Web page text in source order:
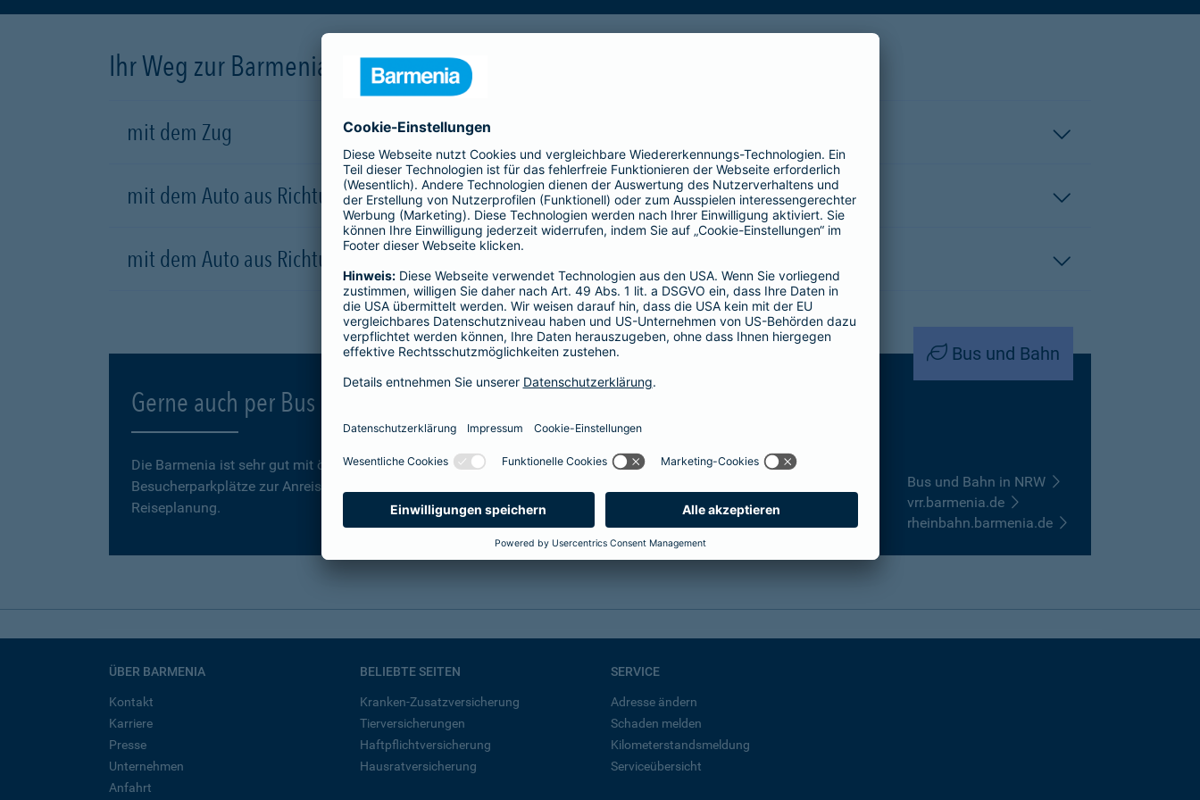
Ihr Weg zur Barmenia
mit dem Zug
mit dem Auto aus Richtung Dortmund oder Köln (A1)
mit dem Auto aus Richtung Düsseldorf oder Essen
Bus und Bahn
Gerne auch per Bus und Bahn
Die Barmenia ist sehr gut mit öffentlichen Verkehrsmitteln zu erreichen. Auch wenn die großzügigen
Besucherparkplätze zur Anreise mit dem Auto verlocken, hier ein paar Links für eine "nachhaltige"
Reiseplanung.
Bus und Bahn in NRW
vrr.barmenia.de
rheinbahn.barmenia.de
ÜBER BARMENIA
Kontakt
Karriere
Presse
Unternehmen
Anfahrt
BELIEBTE SEITEN
Kranken-Zusatzversicherung
Tierversicherungen
Haftpflichtversicherung
Hausratversicherung
SERVICE
Adresse ändern
Schaden melden
Kilometerstandsmeldung
Serviceübersicht